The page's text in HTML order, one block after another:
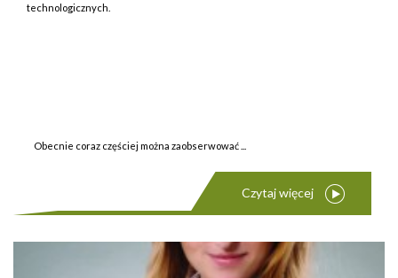
technologicznych.
Obecnie coraz częściej można zaobserwować ...
Czytaj więcej